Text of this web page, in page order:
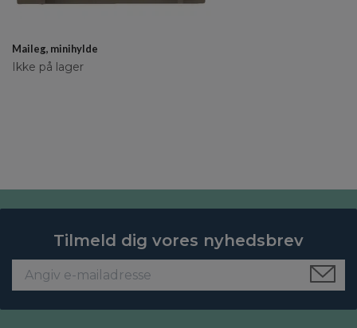
Maileg, minihylde
Ikke på lager
Tilmeld dig vores nyhedsbrev